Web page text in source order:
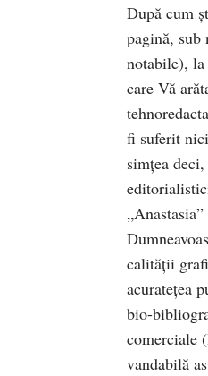
După cum
pagină,
notabile), la
care Vă
fi suferit
simţea
calităţii
acurateţea
bio-
comerciale
vandabilă